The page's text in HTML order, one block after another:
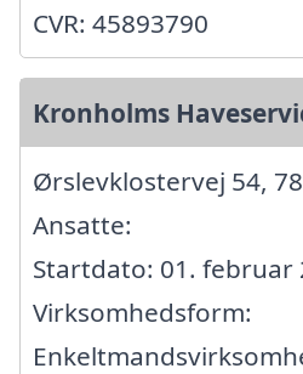
CVR: 45893790
Kronholms
Ørslevklostervej 54,
Ansatte:
Startdato: 01. februar
Virksomhedsform: